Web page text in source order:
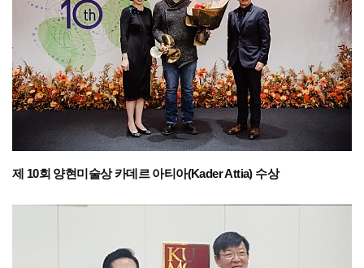
제 10회 양현미술상 카데르 아티아(Kader Attia) 수상